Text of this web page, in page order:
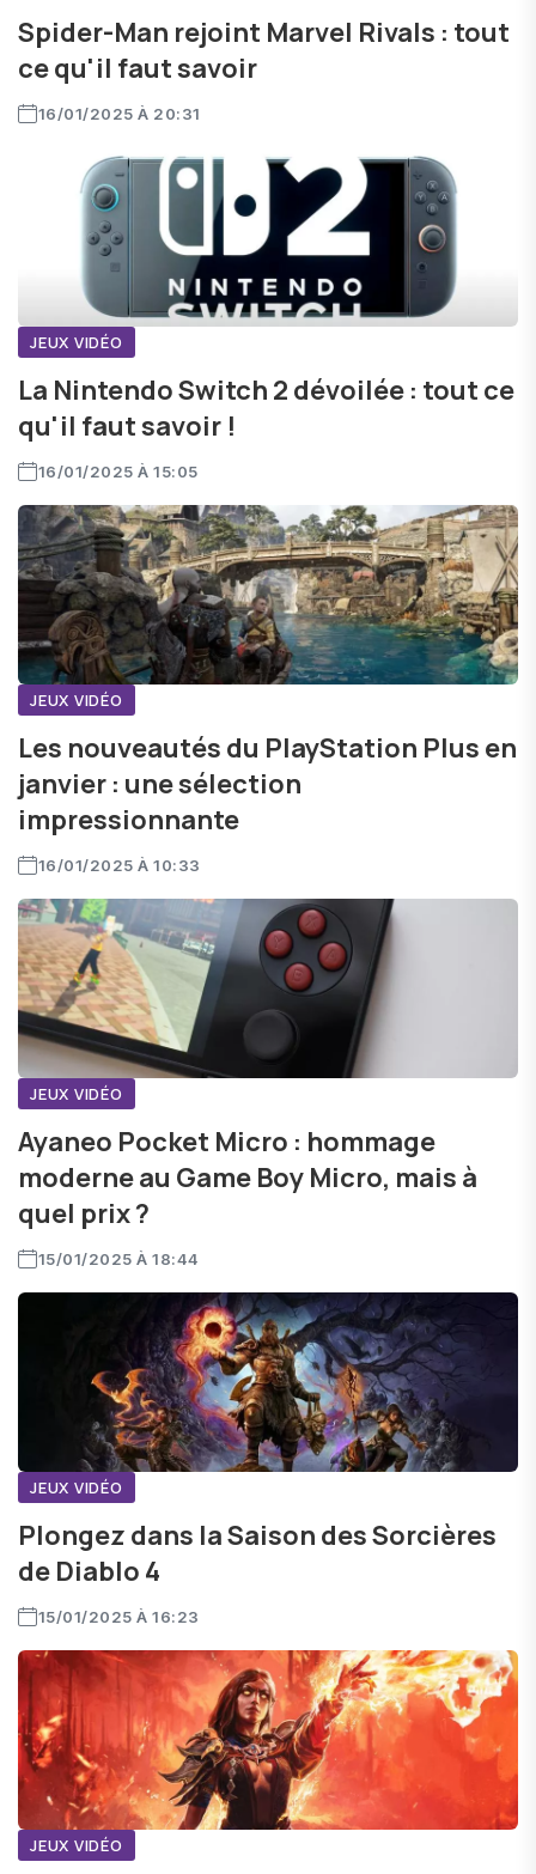
Spider-Man rejoint Marvel Rivals : tout
ce qu'il faut savoir
16/01/2025 À 20:31
JEUX VIDÉO
La Nintendo Switch 2 dévoilée : tout ce
qu'il faut savoir !
16/01/2025 À 15:05
JEUX VIDÉO
Les nouveautés du PlayStation Plus en
janvier : une sélection
impressionnante
16/01/2025 À 10:33
JEUX VIDÉO
Ayaneo Pocket Micro : hommage
moderne au Game Boy Micro, mais à
quel prix ?
15/01/2025 À 18:44
JEUX VIDÉO
Plongez dans la Saison des Sorcières
de Diablo 4
15/01/2025 À 16:23
JEUX VIDÉO